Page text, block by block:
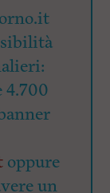
4.700
oppure
un